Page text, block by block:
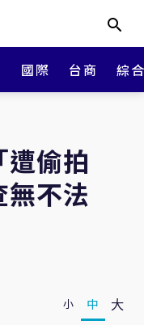
國際 台商 綜
偷拍
無不法
小 中 大